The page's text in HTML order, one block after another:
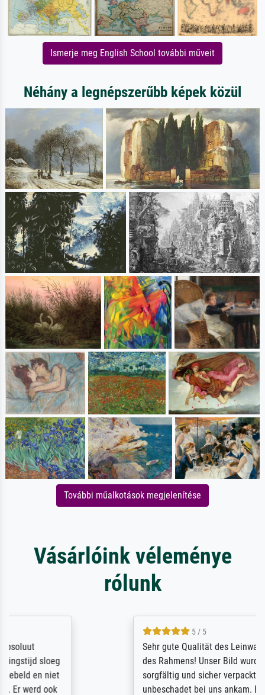
Ismerje meg English School további műveit
Néhány a legnépszerűbb képek közül
További műalkotások megjelenítése
Vásárlóink véleménye
rólunk
Sehr gute Qualität des Leinwanddrucks und
des Rahmens! Unser Bild wurde sehr
sorgfältig und sicher verpackt, so dass es
unbeschadet bei uns ankam. Es wird nicht